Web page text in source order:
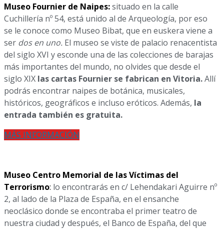
Museo Fournier de Naipes:situado en la calle
Cuchillería nº 54, está unido al de Arqueología, por eso
se le conoce como Museo Bibat, que en euskera viene a
ser dos en uno. El museo se viste de palacio renacentista
del siglo XVI y esconde una de las colecciones de barajas
más importantes del mundo, no olvides que desde el
siglo XIX las cartas Fournier se fabrican en Vitoria.Allí
podrás encontrar naipes de botánica, musicales,
históricos, geográficos e incluso eróticos. Además, la
entrada también es gratuita.
MÁS INFORMACIÓN
Museo Centro Memorial de las Víctimas del
Terrorismo: lo encontrarás en c/ Lehendakari Aguirre nº
2, al lado de la Plaza de España, en el ensanche
neoclásico donde se encontraba el primer teatro de
nuestra ciudad y después, el Banco de España, del que